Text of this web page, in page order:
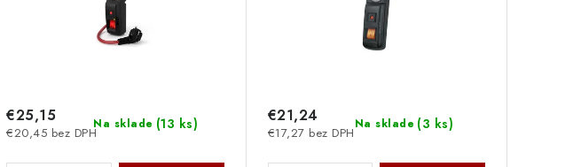
Na sklade (13 ks)
€20,45 bez DPH
€25,15 Na sklade (3 ks)
€17,27 bez DPH
€21,24